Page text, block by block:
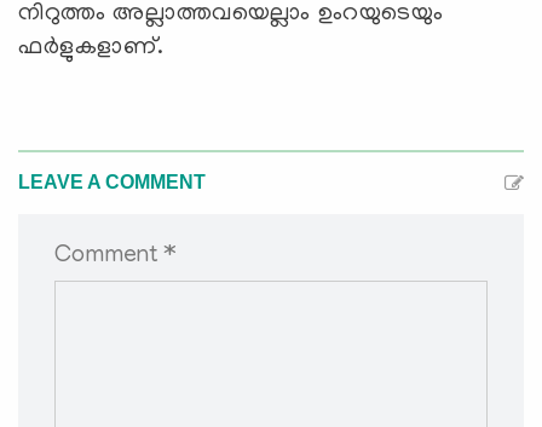
നിറുത്തം അല്ലാത്തവയെല്ലാം ഉംറയുടെയും
ഫര്‍ളുകളാണ്.
LEAVE A COMMENT
Comment *